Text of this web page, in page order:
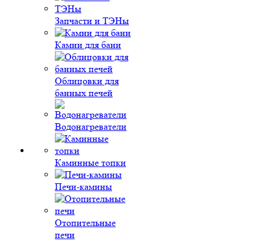
Запчасти и ТЭНы
Камни для бани
Облицовки для
банных печей
Водонагреватели
Каминные топки
Печи-камины
Отопительные
печи